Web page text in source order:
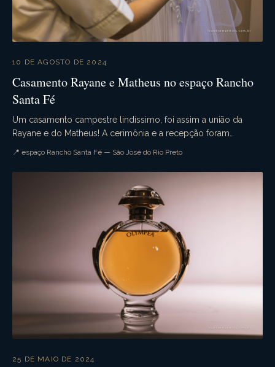
10 DE AGOSTO DE 2024
Casamento Rayane e Matheus no espaço Rancho
Santa Fé
Um casamento campestre lindíssimo, foi assim a união da
Rayane e do Matheus! A cerimônia e a recepção foram
📍 espaço Rancho Santa Fé — São José do Rio Preto
25 DE MAIO DE 2024